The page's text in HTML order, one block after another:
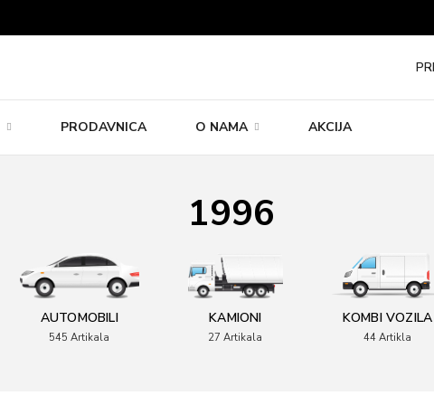
PRODAVNICA O NAMA AKCIJA
1996
AUTOMOBILI
545 Artikala
KAMIONI
27 Artikala
KOMBI VOZILA
44 Artikla